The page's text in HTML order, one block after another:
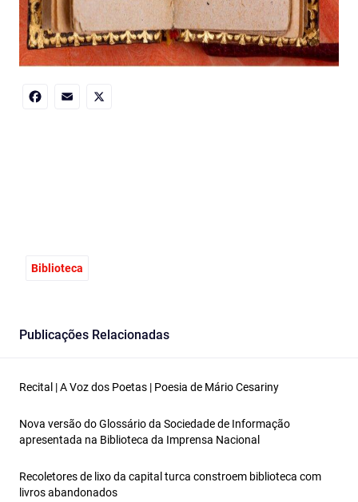
Biblioteca
Publicações Relacionadas
Recital | A Voz dos Poetas | Poesia de Mário Cesariny
Nova versão do Glossário da Sociedade de Informação
apresentada na Biblioteca da Imprensa Nacional
Recoletores de lixo da capital turca constroem biblioteca com
livros abandonados